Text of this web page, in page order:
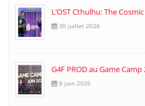
L’OST Cthulhu: The
30 juillet 2026
G4F PROD au Game Camp
8 juin 2026